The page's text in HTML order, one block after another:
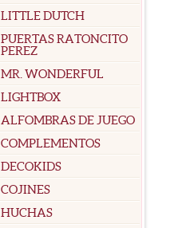
LITTLE DUTCH
PUERTAS RATONCITO
PEREZ
MR. WONDERFUL
LIGHTBOX
ALFOMBRAS DE JUEGO
COMPLEMENTOS
DECOKIDS
COJINES
HUCHAS